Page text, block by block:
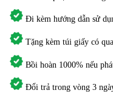
Đi kèm hướng dẫn sử
Tặng kèm túi giấy có
Bồi hoàn 1000% nếu
Đổi trả trong vòng 3